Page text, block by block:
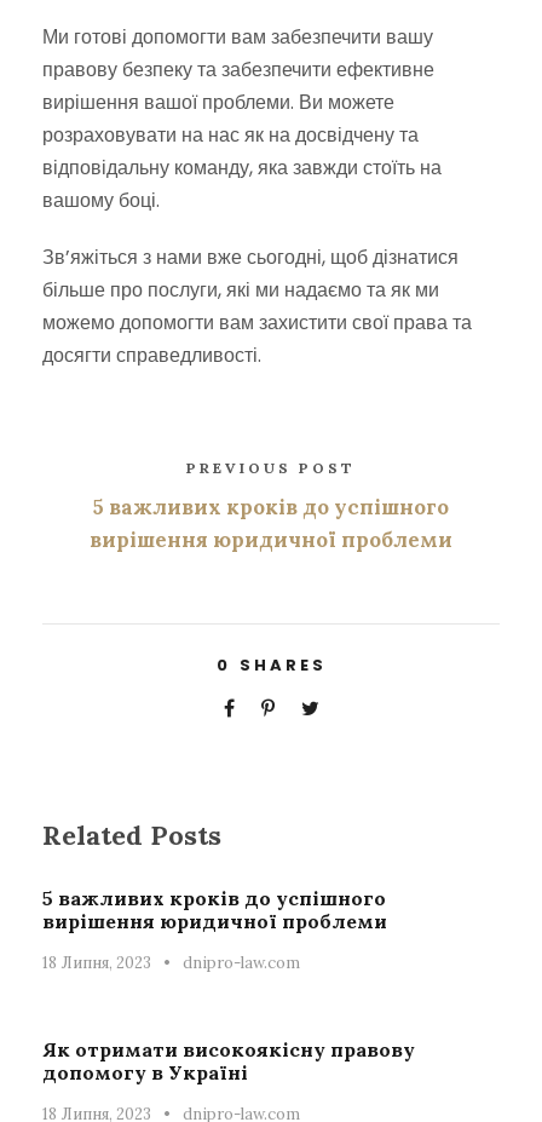
Ми готові допомогти вам забезпечити вашу
правову безпеку та забезпечити ефективне
вирішення вашої проблеми. Ви можете
розраховувати на нас як на досвідчену та
відповідальну команду, яка завжди стоїть на
вашому боці.
Зв’яжіться з нами вже сьогодні, щоб дізнатися
більше про послуги, які ми надаємо та як ми
можемо допомогти вам захистити свої права та
досягти справедливості.
PREVIOUS POST
5 важливих кроків до успішного
вирішення юридичної проблеми
0 SHARES
Related Posts
5 важливих кроків до успішного
вирішення юридичної проблеми
18 Липня, 2023 • dnipro-law.com
Як отримати високоякісну правову
допомогу в Україні
18 Липня, 2023 • dnipro-law.com